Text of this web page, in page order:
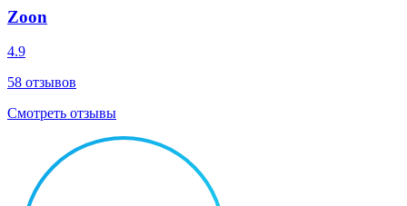
Zoon
4.9
58 отзывов
Смотреть отзывы